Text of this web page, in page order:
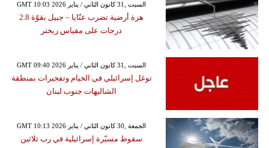
GMT 10:03 2026 السبت ,31 كانون الثاني / يناير
هزة أرضية تضرب عنّايا – جبيل بقوّة 2.8
درجات على مقياس ريختر
GMT 09:40 2026 السبت ,31 كانون الثاني / يناير
توغل إسرائيلي في الخيام وتفجيرات بمنطقة
الشاليهات جنوب لبنان
GMT 10:13 2026 الجمعة ,30 كانون الثاني / يناير
سقوط مسيّرة إسرائيلية في رب ثلاثين